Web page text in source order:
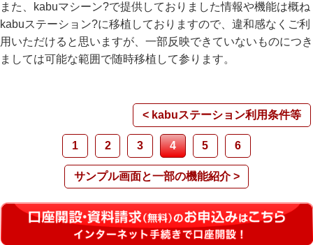
また、kabuマシーン?で提供しておりました情報や機能は概ね
kabuステーション?に移植しておりますので、違和感なくご利
用いただけると思いますが、一部反映できていないものにつき
ましては可能な範囲で随時移植して参ります。
< kabuステーション利用条件等
1 2 3 4 5 6
サンプル画面と一部の機能紹介 >